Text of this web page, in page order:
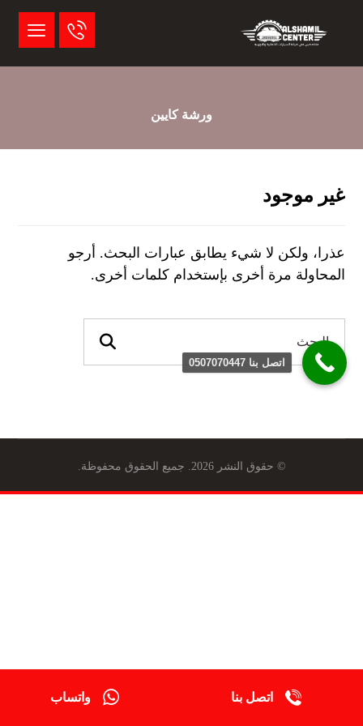
ورشة كايين
غير موجود
عذرا، ولكن لا شيء يطابق عبارات البحث. أرجو
المحاولة مرة أخرى بإستخدام كلمات أخرى.
© حقوق النشر 2026. جميع الحقوق محفوظة.
اتصل بنا واتساب
اتصل بنا 0507070447